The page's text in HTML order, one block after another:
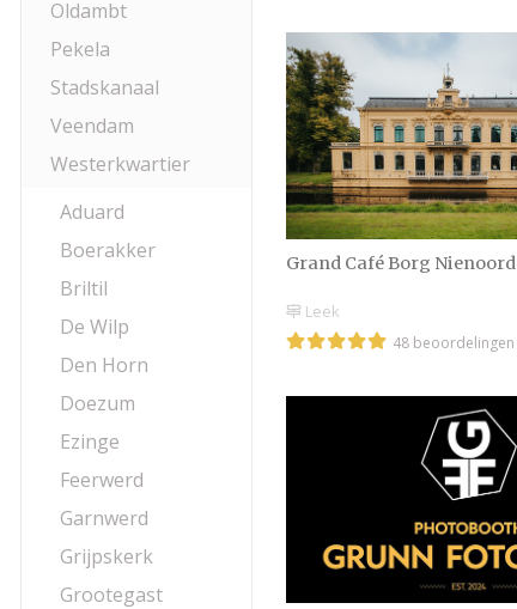
Oldambt
Pekela
Stadskanaal
Veendam
Westerkwartier
Aduard
Boerakker
Briltil
De Wilp
Den Horn
Doezum
Ezinge
Feerwerd
Garnwerd
Grijpskerk
Grootegast
Grand Café Borg Nienoord
Leek
48 beoordelingen